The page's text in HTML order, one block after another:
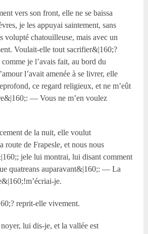
vers son front, elle ne se baissa
je les appuyai saintement, sans
volupté chatouilleuse, mais avec un
Voulait-elle tout sacrifier&|160;?
je l’avais fait, au bord du
l’avait amenée à se livrer, elle
ce regard religieux, et ne m’eût
— Vous ne m’en voulez
de la nuit, elle voulut
route de Frapesle, et nous nous
jele lui montrai, lui disant comment
quatreans auparavant&|160;: — La
je.
reprit-elle vivement.
lui dis-je, et la vallée est